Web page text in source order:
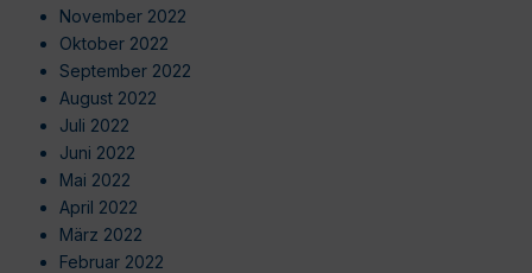
November 2022
Oktober 2022
September 2022
August 2022
Juli 2022
Juni 2022
Mai 2022
April 2022
März 2022
Februar 2022